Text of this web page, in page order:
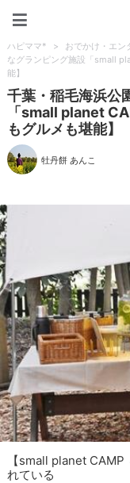
ハピママ* > おでかけ・エン
なグランピング施設「small
能】
千葉・稲毛海浜公
「small planet
もグルメも堪能】
牡丹餅 あんこ
【small planet CAMP
れている